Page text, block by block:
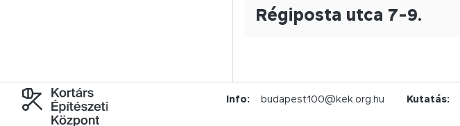
Régiposta utca 7-9.
Info: budapest100@kek.org.hu Kutatás: